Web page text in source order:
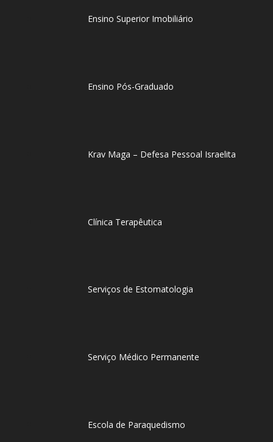
Ensino Superior Imobiliário
Ensino Pós-Graduado
Krav Maga – Defesa Pessoal Israelita
Clínica Terapêutica
Serviços de Estomatologia
Serviço Médico Permanente
Escola de Paraquedismo